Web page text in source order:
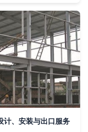
计、安装与出口服务